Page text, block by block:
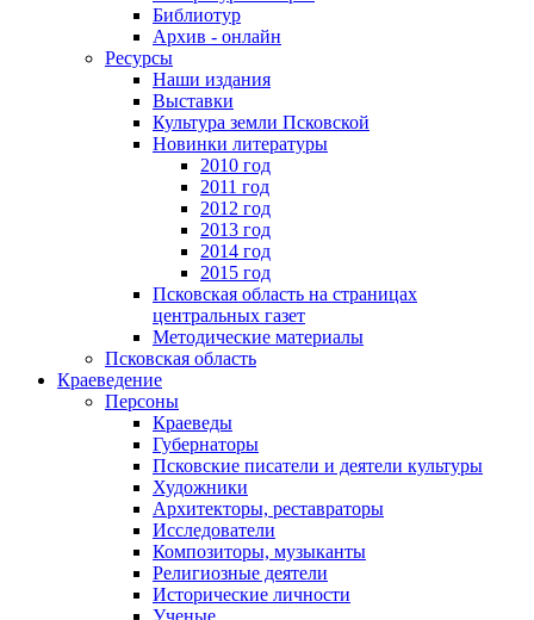
Библиотур
Архив - онлайн
Ресурсы
Наши издания
Выставки
Культура земли Псковской
Новинки литературы
2010 год
2011 год
2012 год
2013 год
2014 год
2015 год
Псковская область на страницах
центральных газет
Методические материалы
Псковская область
Краеведение
Персоны
Краеведы
Губернаторы
Псковские писатели и деятели культуры
Художники
Архитекторы, реставраторы
Исследователи
Композиторы, музыканты
Религиозные деятели
Исторические личности
Ученые